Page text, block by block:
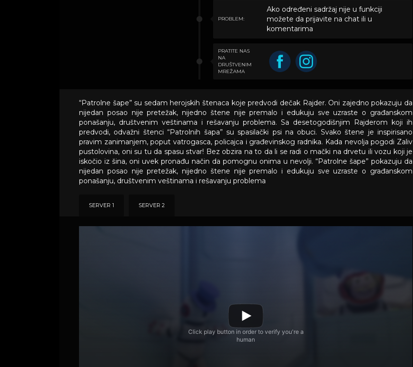
PROBLEM:
Ako određeni sadržaj nije u funkciji
možete da prijavite na chat ili u
komentarima
PRATITE NAS
NA
DRUŠTVENIM
MREŽAMA
“Patrolne šape” su sedam herojskih štenaca koje predvodi dečak Rajder. Oni zajedno pokazuju da
nijedan posao nije pretežak, nijedno štene nije premalo i edukuju sve uzraste o građanskom
ponašanju, društvenim veštinama i rešavanju problema. Sa desetogodišnjim Rajderom koji ih
predvodi, odvažni štenci “Patrolnih šapa” su spasilački psi na obuci. Svako štene je inspirisano
pravim zanimanjem, poput vatrogasca, policajca i građevinskog radnika. Kada nevolja pogodi Zaliv
pustolovina, oni su tu da spasu stvar! Bez obzira na to da li se radi o mački na drvetu ili vozu koji je
iskočio iz šina, oni uvek pronađu način da pomognu onima u nevolji. “Patrolne šape” pokazuju da
nijedan posao nije pretežak, nijedno štene nije premalo i edukuju sve uzraste o građanskom
ponašanju, društvenim veštinama i rešavanju problema
SERVER 1 SERVER 2